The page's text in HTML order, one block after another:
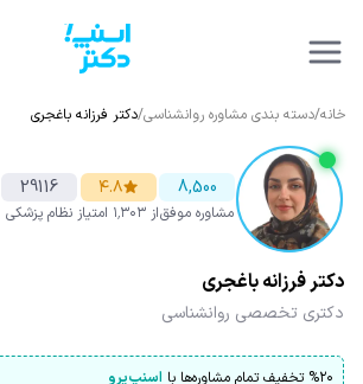
خانه/دسته بندی مشاوره روانشناسی/دکتر فرزانه باغجری
8,500
مشاوره موفق
۴.۸
از ۱٬۳۰۳ امتیاز
29116
نظام پزشکی
دکتر فرزانه باغجری
دکتری تخصصی روانشناسی
%۲۰ تخفیف تمام مشاوره‌ها با اسنپ‌پرو